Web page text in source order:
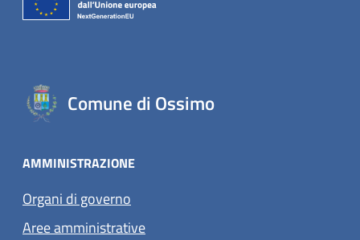
Comune di Ossimo
AMMINISTRAZIONE
Organi di governo
Aree amministrative